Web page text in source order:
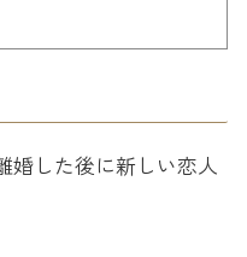
婚した後に新しい恋人